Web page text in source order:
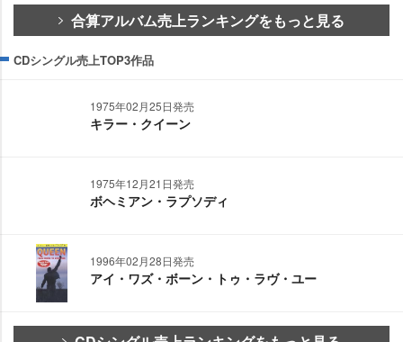
合算アルバム売上ランキングをもっと見る
CDシングル売上TOP3作品
1975年02月25日発売
キラー・クイーン
1975年12月21日発売
ボヘミアン・ラプソディ
1996年02月28日発売
アイ・ワズ・ボーン・トゥ・ラヴ・ユー